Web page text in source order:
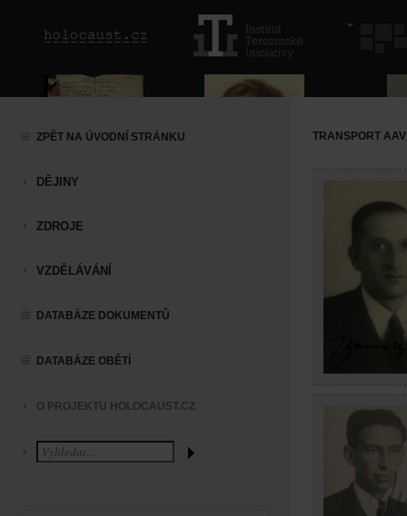
ZPĚT NA ÚVODNÍ STRÁNKU
DĚJINY
ZDROJE
VZDĚLÁVÁNÍ
DATABÁZE DOKUMENTŮ
DATABÁZE OBĚTÍ
O PROJEKTU HOLOCAUST.CZ
TRANSPORT